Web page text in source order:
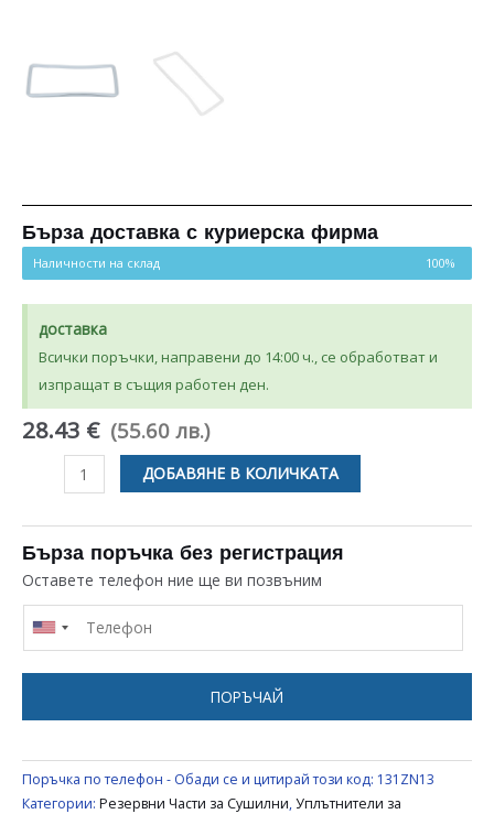
Бърза доставка с куриерска фирма
Наличности на склад 100%
доставка
Всички поръчки, направени до 14:00 ч., се обработват и
изпращат в същия работен ден.
28.43 € (55.60 лв.)
количество
УПЛЪТНИТЕЛ
ЗА
СУШИЛНЯ
AEG
ZANUSSI
ZANKER
1257473007
ДОБАВЯНЕ В КОЛИЧКАТА
Бърза поръчка без регистрация
Оставете телефон ние ще ви позвъним
ПОРЪЧАЙ
Поръчка по телефон - Обади се и цитирай този код: 131ZN13
Категории: Резервни Части за Сушилни,Уплътнители за